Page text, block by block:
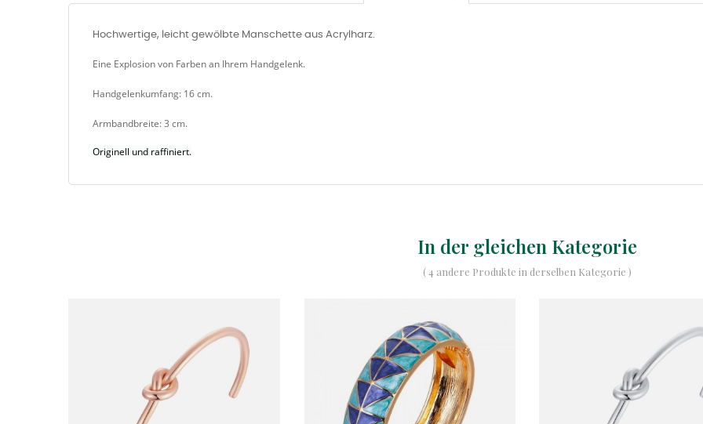
Hochwertige, leicht gewölbte Manschette aus Acrylharz.
Eine Explosion von Farben an Ihrem Handgelenk.
Handgelenkumfang: 16 cm.
Armbandbreite: 3 cm.
Originell und raffiniert.
In der gleichen Kategorie
( 4 andere Produkte in derselben Kategorie )